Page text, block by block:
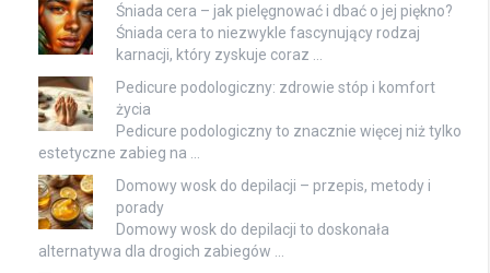
Śniada cera – jak pielęgnować i dbać o jej piękno?
Śniada cera to niezwykle fascynujący rodzaj
karnacji, który zyskuje coraz …
Pedicure podologiczny: zdrowie stóp i komfort
życia
Pedicure podologiczny to znacznie więcej niż tylko
estetyczne zabieg na …
Domowy wosk do depilacji – przepis, metody i
porady
Domowy wosk do depilacji to doskonała
alternatywa dla drogich zabiegów …